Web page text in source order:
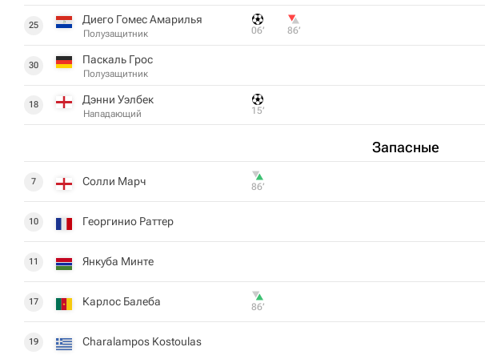
25 Диего Гомес Амарилья
Полузащитник 06‎’‎ 86‎’‎
30 Паскаль Грос
Полузащитник
18 Дэнни Уэлбек
Нападающий 15‎’‎
Запасные
7 Солли Марч 86‎’‎
10 Георгинио Раттер
11 Янкуба Минте
17 Карлос Балеба 86‎’‎
19 Charalampos Kostoulas